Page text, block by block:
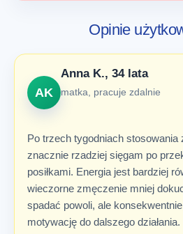
Opinie
AK
Anna K., 34 lata
matka, pracuje zdalnie
Po trzech tygodniach stosowania
znacznie rzadziej sięgam po
posiłkami. Energia jest bardziej
wieczorne zmęczenie mniej
spadać powoli, ale
motywację do dalszego działania.